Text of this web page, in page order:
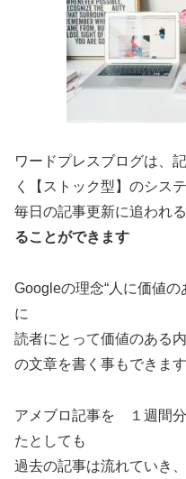
ワードプレスブログは、
く【ストック型】のシス
毎日の記事更新に追われる
ることができます
Googleの理念“人に価値の
に
読者にとって価値のある
の文章を書く事もできます
アメブロ記事を １週間
たとしても
過去の記事は流れていき